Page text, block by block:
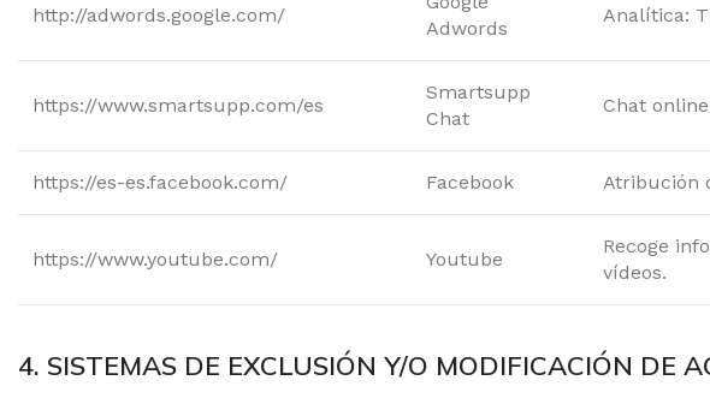
http://adwords.google.com/
Adwords
Analítica:
https://www.smartsupp.com/es
Smartsupp
Chat
Chat
https://es-es.facebook.com/ Facebook Atribución
https://www.youtube.com/ Youtube
Recoge
vídeos.
4. SISTEMAS DE EXCLUSIÓN Y/O MODIFICACIÓN DE